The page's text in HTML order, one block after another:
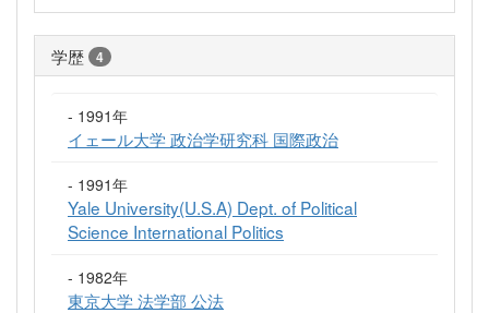
学歴 4
- 1991年
イェール大学 政治学研究科 国際政治
- 1991年
Yale University(U.S.A) Dept. of Political
Science International Politics
- 1982年
東京大学 法学部 公法